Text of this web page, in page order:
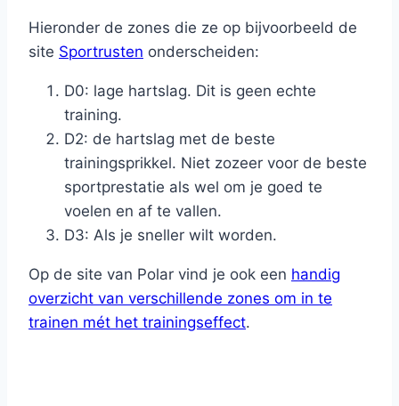
Hieronder de zones die ze op bijvoorbeeld de
site Sportrusten onderscheiden:
D0: lage hartslag. Dit is geen echte
training.
D2: de hartslag met de beste
trainingsprikkel. Niet zozeer voor de beste
sportprestatie als wel om je goed te
voelen en af te vallen.
D3: Als je sneller wilt worden.
Op de site van Polar vind je ook een handig
overzicht van verschillende zones om in te
trainen mét het trainingseffect.